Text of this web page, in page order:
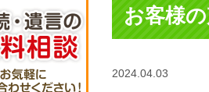
お客様
2024.04.03